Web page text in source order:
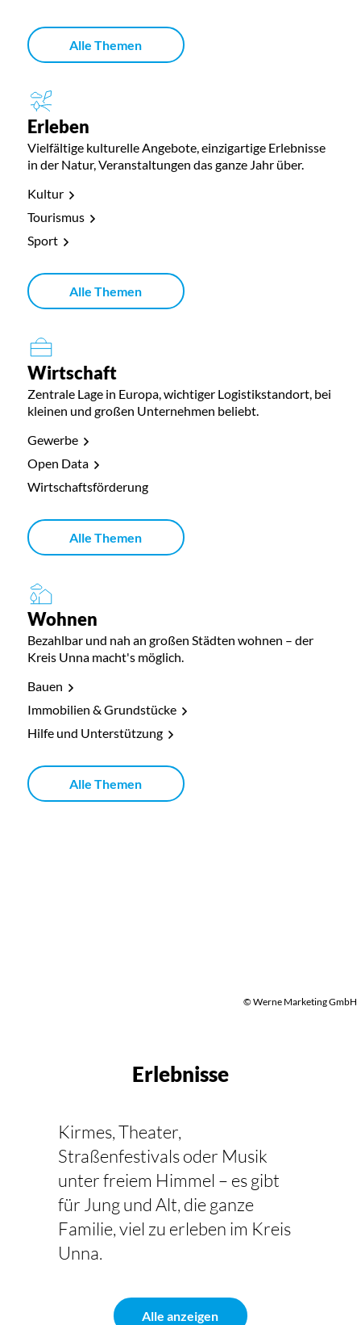
Alle Themen
Erleben
Vielfältige kulturelle Angebote, einzigartige Erlebnisse
in der Natur, Veranstaltungen das ganze Jahr über.
Kultur
Tourismus
Sport
Alle Themen
Wirtschaft
Zentrale Lage in Europa, wichtiger Logistikstandort, bei
kleinen und großen Unternehmen beliebt.
Gewerbe
Open Data
Wirtschaftsförderung
Alle Themen
Wohnen
Bezahlbar und nah an großen Städten wohnen – der
Kreis Unna macht's möglich.
Bauen
Immobilien & Grundstücke
Hilfe und Unterstützung
Alle Themen
© Werne Marketing GmbH
Erlebnisse
Kirmes, Theater,
Straßenfestivals oder Musik
unter freiem Himmel – es gibt
für Jung und Alt, die ganze
Familie, viel zu erleben im Kreis
Unna.
Alle anzeigen